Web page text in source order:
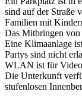
sind auf der Straße
Familien mit
Das Mitbringen von
Eine Klimaanlage
Partys sind nicht
WLAN ist für
Die Unterkunft
stufenlosen